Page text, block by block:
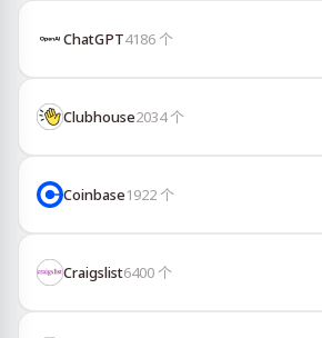
ChatGPT4186个
Clubhouse2034个
Coinbase1922个
Craigslist6400个